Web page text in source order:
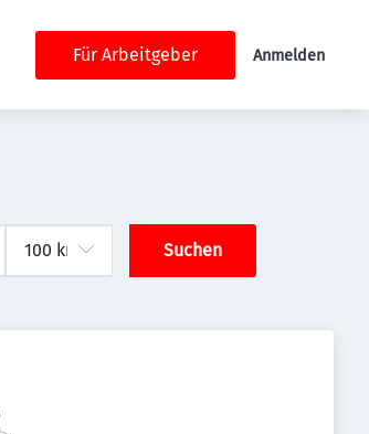
Für Arbeitgeber Anmelden
Suchen